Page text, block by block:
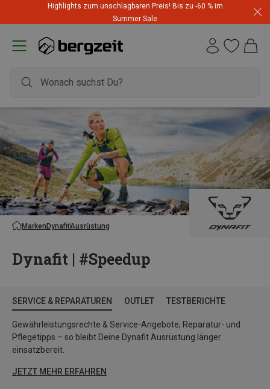
Highlights zum unschlagbaren Preis! Bis zu -60 % im
Summer Sale
MarkenDynafitAusrüstung
Dynafit | #Speedup
SERVICE & REPARATUREN OUTLET TESTBERICHTE
Gewährleistungsrechte & Service-Angebote, Reparatur- und
Pflegetipps – so bleibt Deine Dynafit Ausrüstung länger
einsatzbereit.
JETZT MEHR ERFAHREN